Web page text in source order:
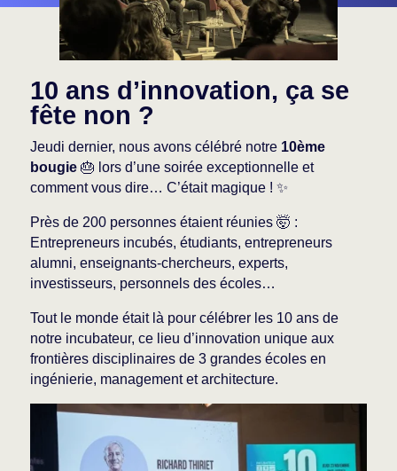
10 ans d’innovation, ça se
fête non ?
Jeudi dernier, nous avons célébré notre 10ème
bougie🎂 lors d’une soirée exceptionnelle et
comment vous dire… C’était magique ! ✨
Près de 200 personnes étaient réunies 🤯 :
Entrepreneurs incubés, étudiants, entrepreneurs
alumni, enseignants-chercheurs, experts,
investisseurs, personnels des écoles…
Tout le monde était là pour célébrer les 10 ans de
notre incubateur, ce lieu d’innovation unique aux
frontières disciplinaires de 3 grandes écoles en
ingénierie, management et architecture.